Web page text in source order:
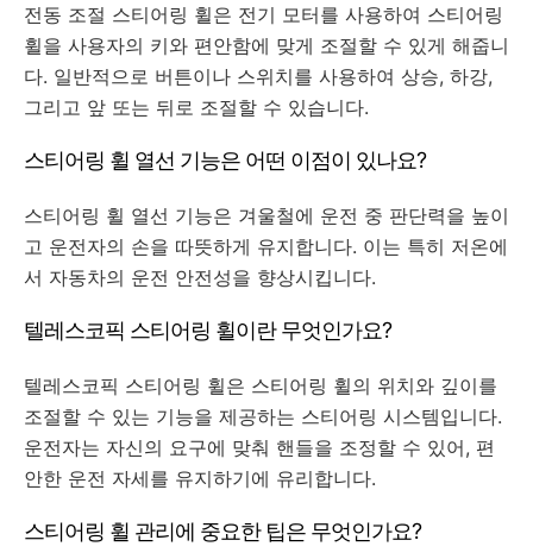
전동 조절 스티어링 휠은 전기 모터를 사용하여 스티어링
휠을 사용자의 키와 편안함에 맞게 조절할 수 있게 해줍니
다. 일반적으로 버튼이나 스위치를 사용하여 상승, 하강,
그리고 앞 또는 뒤로 조절할 수 있습니다.
스티어링 휠 열선 기능은 어떤 이점이 있나요?
스티어링 휠 열선 기능은 겨울철에 운전 중 판단력을 높이
고 운전자의 손을 따뜻하게 유지합니다. 이는 특히 저온에
서 자동차의 운전 안전성을 향상시킵니다.
텔레스코픽 스티어링 휠이란 무엇인가요?
텔레스코픽 스티어링 휠은 스티어링 휠의 위치와 깊이를
조절할 수 있는 기능을 제공하는 스티어링 시스템입니다.
운전자는 자신의 요구에 맞춰 핸들을 조정할 수 있어, 편
안한 운전 자세를 유지하기에 유리합니다.
스티어링 휠 관리에 중요한 팁은 무엇인가요?